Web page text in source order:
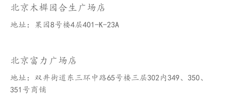
北京木樨园合生广场店
地址：果园8号楼4层401-K-23A
北京富力广场店
地址：双井街道东三环中路65号楼三层302内349、350、
351号商铺